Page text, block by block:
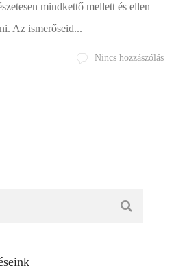
mindkettő mellett és ellen
Az ismerőseid...
Nincs hozzászólás